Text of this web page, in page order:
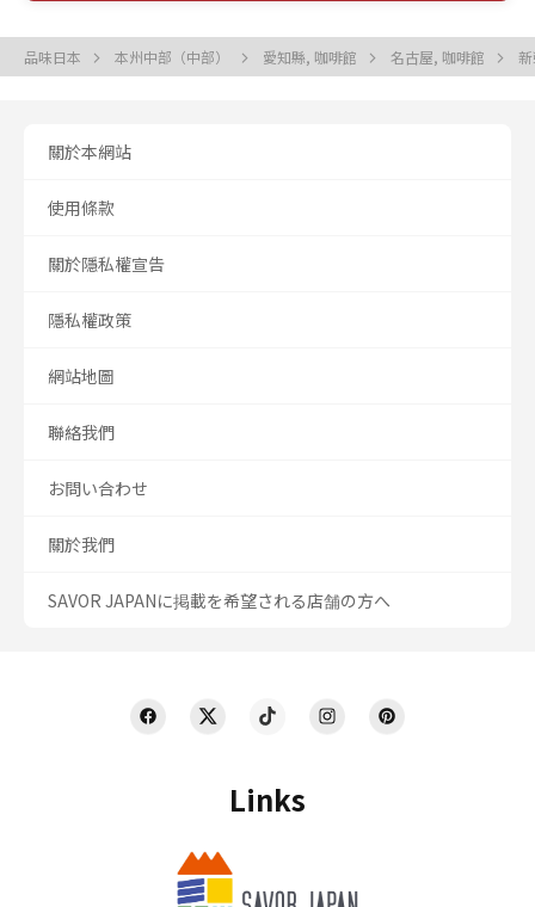
品味日本 本州中部（中部） 愛知縣, 咖啡館 名古屋, 咖啡館
Links
關於本網站
使用條款
關於隱私權宣告
隱私權政策
網站地圖
聯絡我們
お問い合わせ
關於我們
SAVOR JAPANに掲載を希望される店舗の方へ